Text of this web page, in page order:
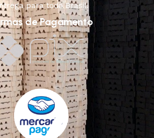
para todo Brasil!
de Pagamento